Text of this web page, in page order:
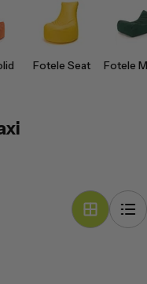
Fotele Seat Fotele